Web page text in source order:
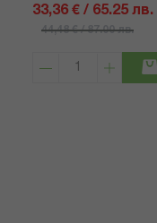
33,36 € / 65.25 лв.
44,48 € / 87.00 лв.